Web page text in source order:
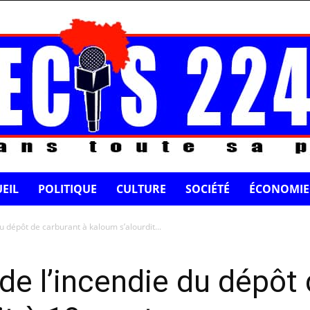
POLITIQUE CULTURE SOCIÉTÉ ÉCONOMIE
dépôt de carburant à kaloum s’alourdit...
l’incendie du